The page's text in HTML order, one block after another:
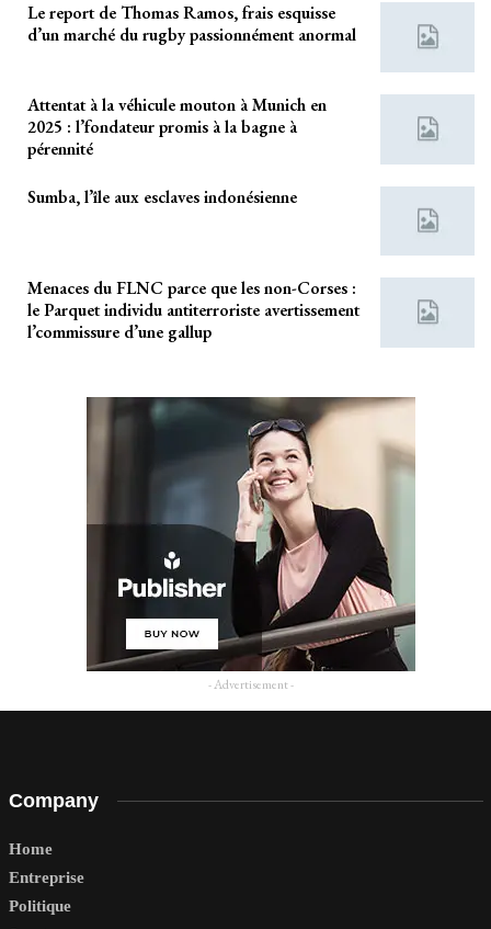
Le report de Thomas Ramos, frais esquisse
d’un marché du rugby passionnément anormal
Attentat à la véhicule mouton à Munich en
2025 : l’fondateur promis à la bagne à
pérennité
Sumba, l’île aux esclaves indonésienne
Menaces du FLNC parce que les non-Corses :
le Parquet individu antiterroriste avertissement
l’commissure d’une gallup
- Advertisement -
Company
Home
Entreprise
Politique